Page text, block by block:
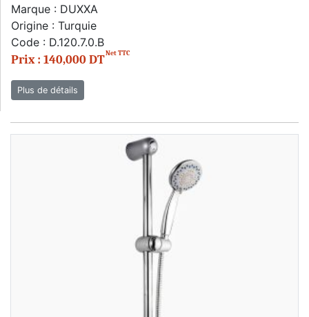
Marque : DUXXA
Origine : Turquie
Code : D.120.7.0.B
Prix : 140,000 DTNet TTC
Plus de détails